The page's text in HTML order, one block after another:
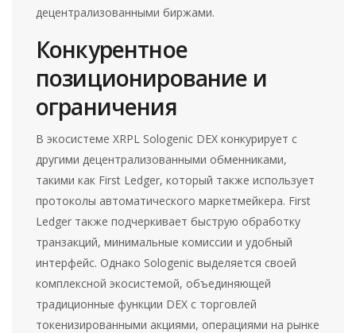
децентрализованными биржами.
Конкурентное
позиционирование и
ограничения
В экосистеме XRPL Sologenic DEX конкурирует с
другими децентрализованными обменниками,
такими как First Ledger, который также использует
протоколы автоматического маркетмейкера. First
Ledger также подчеркивает быструю обработку
транзакций, минимальные комиссии и удобный
интерфейс. Однако Sologenic выделяется своей
комплексной экосистемой, объединяющей
традиционные функции DEX с торговлей
токенизированными акциями, операциями на рынке